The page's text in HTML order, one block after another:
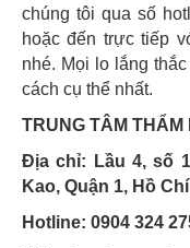
chúng tôi qua số
hoặc đến trực tiếp
nhé. Mọi lo lắng
cách cụ thể nhất.
TRUNG TÂM THẨM
Địa chỉ: Lầu 4, số
Kao, Quận 1, Hồ
Hotline: 0904 324